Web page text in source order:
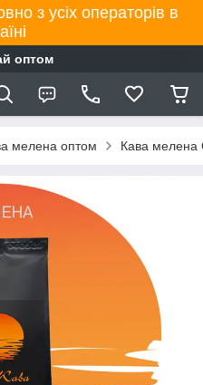
з усіх операторів в
оптом
мелена оптом Кава